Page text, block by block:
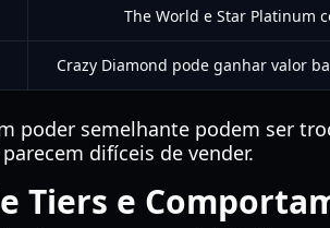
The World e Star Platinum
Crazy Diamond pode ganhar valor
poder semelhante podem ser
difíceis de vender.
Tiers e